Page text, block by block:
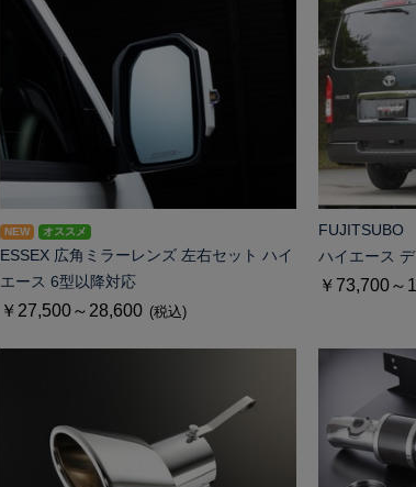
NEW オススメ
ESSEX 広角ミラーレンズ 左右セット ハイ
エース 6型以降対応
￥27,500～28,600 (税込)
ハイエース
￥73,700～